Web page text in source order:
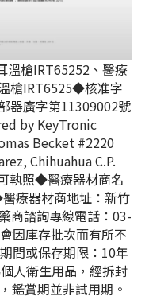
溫槍IRT65252、醫療
槍IRT6525◆核准字
器廣字第11309002號
by KeyTronic
Becket #2220
Chihuahua C.P.
執照◆醫療器材商名
療器材商地址：新竹
商諮詢專線電話：03-
因庫存批次而有所不
間或保存期限：10年
人衛生用品，經拆封
鑑賞期並非試用期。